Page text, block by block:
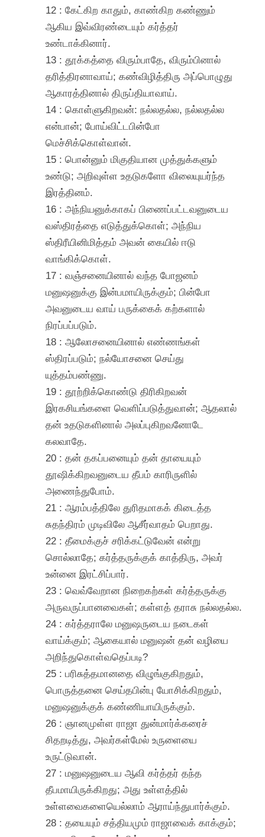
12 : கேட்கிற காதும், காண்கிற கண்ணும்
ஆகிய இவ்விரண்டையும் கர்த்தர்
உண்டாக்கினார்.
13 : தூக்கத்தை விரும்பாதே, விரும்பினால்
தரித்திரனாவாய்; கண்விழித்திரு அப்பொழுது
ஆகாரத்தினால் திருப்தியாவாய்.
14 : கொள்ளுகிறவன்: நல்லதல்ல, நல்லதல்ல
என்பான்; போய்விட்டபின்போ
மெச்சிக்கொள்வான்.
15 : பொன்னும் மிகுதியான முத்துக்களும்
உண்டு; அறிவுள்ள உதடுகளோ விலையுயர்ந்த
இரத்தினம்.
16 : அந்நியனுக்காகப் பிணைப்பட்டவனுடைய
வஸ்திரத்தை எடுத்துக்கொள்; அந்நிய
ஸ்திரீயினிமித்தம் அவன் கையில் ஈடு
வாங்கிக்கொள்.
17 : வஞ்சனையினால் வந்த போஜனம்
மனுஷனுக்கு இன்பமாயிருக்கும்; பின்போ
அவனுடைய வாய் பருக்கைக் கற்களால்
நிரப்பப்படும்.
18 : ஆலோசனையினால் எண்ணங்கள்
ஸ்திரப்படும்; நல்யோசனை செய்து
யுத்தம்பண்ணு.
19 : தூற்றிக்கொண்டு திரிகிறவன்
இரகசியங்களை வெளிப்படுத்துவான்; ஆதலால்
தன் உதடுகளினால் அலப்புகிறவனோடே
கலவாதே.
20 : தன் தகப்பனையும் தன் தாயையும்
தூஷிக்கிறவனுடைய தீபம் காரிருளில்
அணைந்துபோம்.
21 : ஆரம்பத்திலே துரிதமாகக் கிடைத்த
சுதந்திரம் முடிவிலே ஆசீர்வாதம் பெறாது.
22 : தீமைக்குச் சரிக்கட்டுவேன் என்று
சொல்லாதே; கர்த்தருக்குக் காத்திரு, அவர்
உன்னை இரட்சிப்பார்.
23 : வெவ்வேறான நிறைகற்கள் கர்த்தருக்கு
அருவருப்பானவைகள்; கள்ளத் தராசு நல்லதல்ல.
24 : கர்த்தராலே மனுஷருடைய நடைகள்
வாய்க்கும்; ஆகையால் மனுஷன் தன் வழியை
அறிந்துகொள்வதெப்படி?
25 : பரிசுத்தமானதை விழுங்குகிறதும்,
பொருத்தனை செய்தபின்பு யோசிக்கிறதும்,
மனுஷனுக்குக் கண்ணியாயிருக்கும்.
26 : ஞானமுள்ள ராஜா துன்மார்க்கரைச்
சிதறடித்து, அவர்கள்மேல் உருளையை
உருட்டுவான்.
27 : மனுஷனுடைய ஆவி கர்த்தர் தந்த
தீபமாயிருக்கிறது; அது உள்ளத்தில்
உள்ளவைகளையெல்லாம் ஆராய்ந்துபார்க்கும்.
28 : தயையும் சத்தியமும் ராஜாவைக் காக்கும்;